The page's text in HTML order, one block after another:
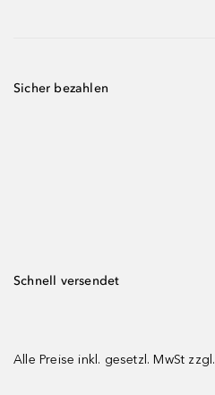
Sicher bezahlen
Schnell versendet
Alle Preise inkl. gesetzl. MwSt zzgl.